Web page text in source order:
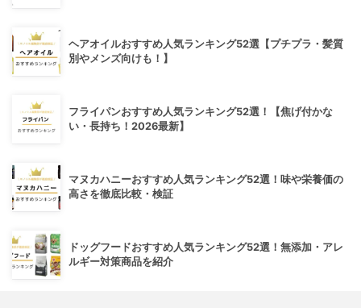
ヘアオイルおすすめ人気ランキング52選【プチプラ・髪質
別やメンズ向けも！】
フライパンおすすめ人気ランキング52選！【焦げ付かな
い・長持ち！2026最新】
マヌカハニーおすすめ人気ランキング52選！味や栄養価の
高さを徹底比較・検証
ドッグフードおすすめ人気ランキング52選！無添加・アレ
ルギー対策商品を紹介